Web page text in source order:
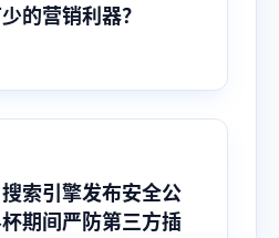
的营销利器？
索引擎发布安全公
期间严防第三方插